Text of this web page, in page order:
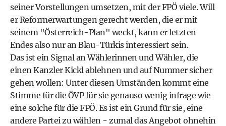
seiner Vorstellungen umsetzen, mit der FPÖ viele. Will
er Reformerwartungen gerecht werden, die er mit
seinem "Österreich-Plan" weckt, kann er letzten
Endes also nur an Blau-Türkis interessiert sein.
Das ist ein Signal an Wählerinnen und Wähler, die
einen Kanzler Kickl ablehnen und auf Nummer sicher
gehen wollen: Unter diesen Umständen kommt eine
Stimme für die ÖVP für sie genauso wenig infrage wie
eine solche für die FPÖ. Es ist ein Grund für sie, eine
andere Partei zu wählen - zumal das Angebot ohnehin